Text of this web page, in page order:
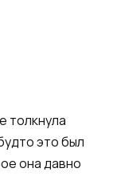
толкнула
это был
она давно